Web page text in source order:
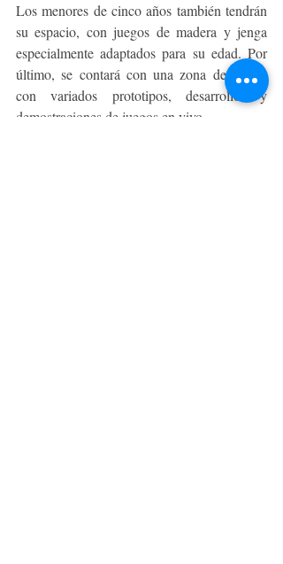
Los menores de cinco años también tendrán
su espacio, con juegos de madera y jenga
especialmente adaptados para su edad. Por
último, se contará con una zona de stands
con variados prototipos, desarrollos y
demostraciones de juegos en vivo.